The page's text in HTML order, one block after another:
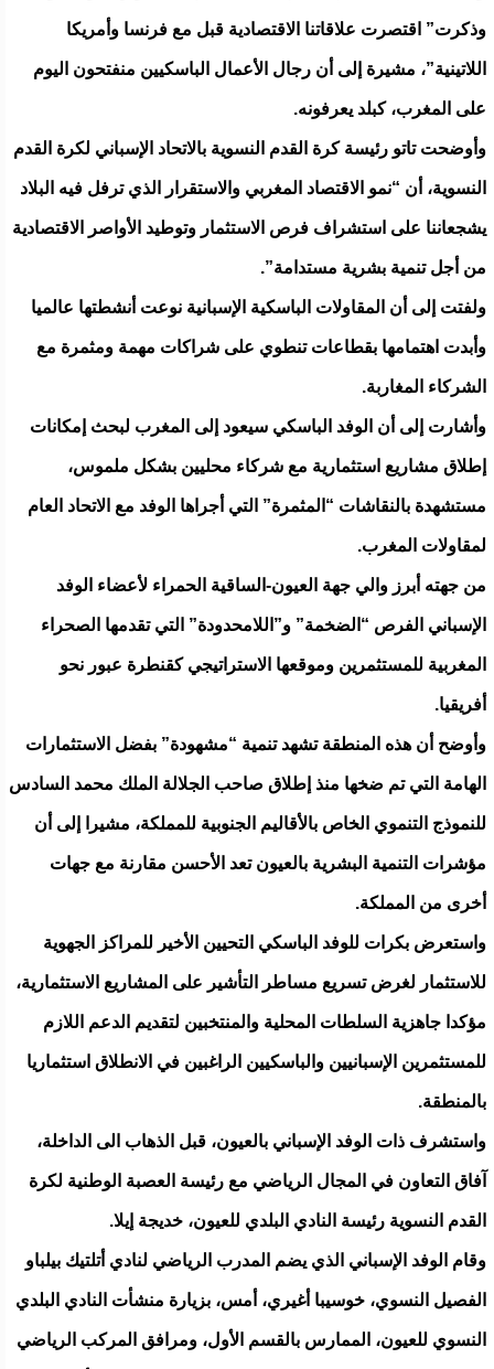
وذكرت” اقتصرت علاقاتنا الاقتصادية قبل مع فرنسا وأمريكا
اللاتينية”، مشيرة إلى أن رجال الأعمال الباسكيين منفتحون اليوم
على المغرب، كبلد يعرفونه.
وأوضحت تاتو رئيسة كرة القدم النسوية بالاتحاد الإسباني لكرة القدم
النسوية، أن “نمو الاقتصاد المغربي والاستقرار الذي ترفل فيه البلاد
يشجعاننا على استشراف فرص الاستثمار وتوطيد الأواصر الاقتصادية
من أجل تنمية بشرية مستدامة”.
ولفتت إلى أن المقاولات الباسكية الإسبانية نوعت أنشطتها عالميا
وأبدت اهتمامها بقطاعات تنطوي على شراكات مهمة ومثمرة مع
الشركاء المغاربة.
وأشارت إلى أن الوفد الباسكي سيعود إلى المغرب لبحث إمكانات
إطلاق مشاريع استثمارية مع شركاء محليين بشكل ملموس،
مستشهدة بالنقاشات “المثمرة” التي أجراها الوفد مع الاتحاد العام
لمقاولات المغرب.
من جهته أبرز والي جهة العيون-الساقية الحمراء لأعضاء الوفد
الإسباني الفرص “الضخمة” و”اللامحدودة” التي تقدمها الصحراء
المغربية للمستثمرين وموقعها الاستراتيجي كقنطرة عبور نحو
أفريقيا.
وأوضح أن هذه المنطقة تشهد تنمية “مشهودة” بفضل الاستثمارات
الهامة التي تم ضخها منذ إطلاق صاحب الجلالة الملك محمد السادس
للنموذج التنموي الخاص بالأقاليم الجنوبية للمملكة، مشيرا إلى أن
مؤشرات التنمية البشرية بالعيون تعد الأحسن مقارنة مع جهات
أخرى من المملكة.
واستعرض بكرات للوفد الباسكي التحيين الأخير للمراكز الجهوية
للاستثمار لغرض تسريع مساطر التأشير على المشاريع الاستثمارية،
مؤكدا جاهزية السلطات المحلية والمنتخبين لتقديم الدعم اللازم
للمستثمرين الإسبانيين والباسكيين الراغبين في الانطلاق استثماريا
بالمنطقة.
واستشرف ذات الوفد الإسباني بالعيون، قبل الذهاب الى الداخلة،
آفاق التعاون في المجال الرياضي مع رئيسة العصبة الوطنية لكرة
القدم النسوية رئيسة النادي البلدي للعيون، خديجة إيلا.
وقام الوفد الإسباني الذي يضم المدرب الرياضي لنادي أتلتيك بيلباو
الفصيل النسوي، خوسيبا أغيري، أمس، بزيارة منشأت النادي البلدي
النسوي للعيون، الممارس بالقسم الأول، ومرافق المركب الرياضي